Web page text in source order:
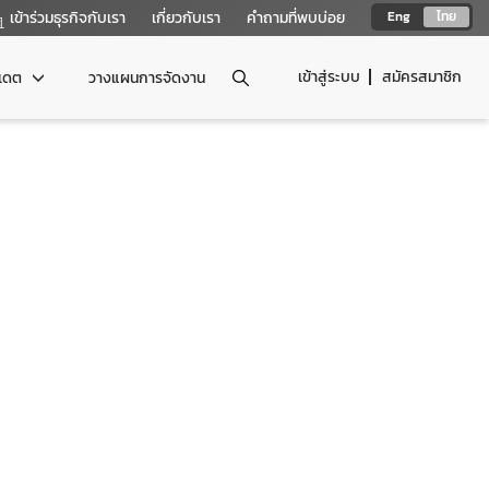
Eng ไทย
เข้าร่วมธุรกิจกับเรา เกี่ยวกับเรา คำถามที่พบบ่อย
เข้าสู่ระบบ สมัครสมาชิก
ดต วางแผนการจัดงาน